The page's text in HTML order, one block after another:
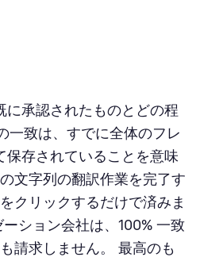
に承認されたものとどの程
一致は、すでに全体のフレ
保存されていることを意味
文字列の翻訳作業を完了す
クリックするだけで済みま
ション会社は、100% 一致
請求しません。 最高のも